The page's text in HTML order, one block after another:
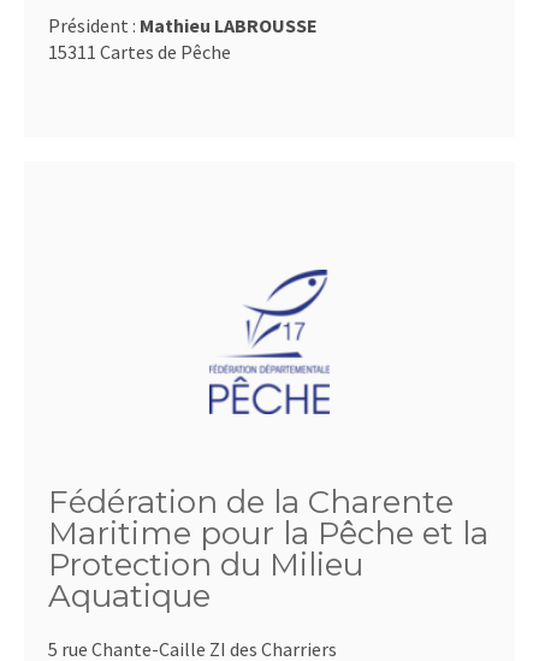
Président : Mathieu LABROUSSE
15311 Cartes de Pêche
Fédération de la Charente
Maritime pour la Pêche et la
Protection du Milieu
Aquatique
5 rue Chante-Caille ZI des Charriers